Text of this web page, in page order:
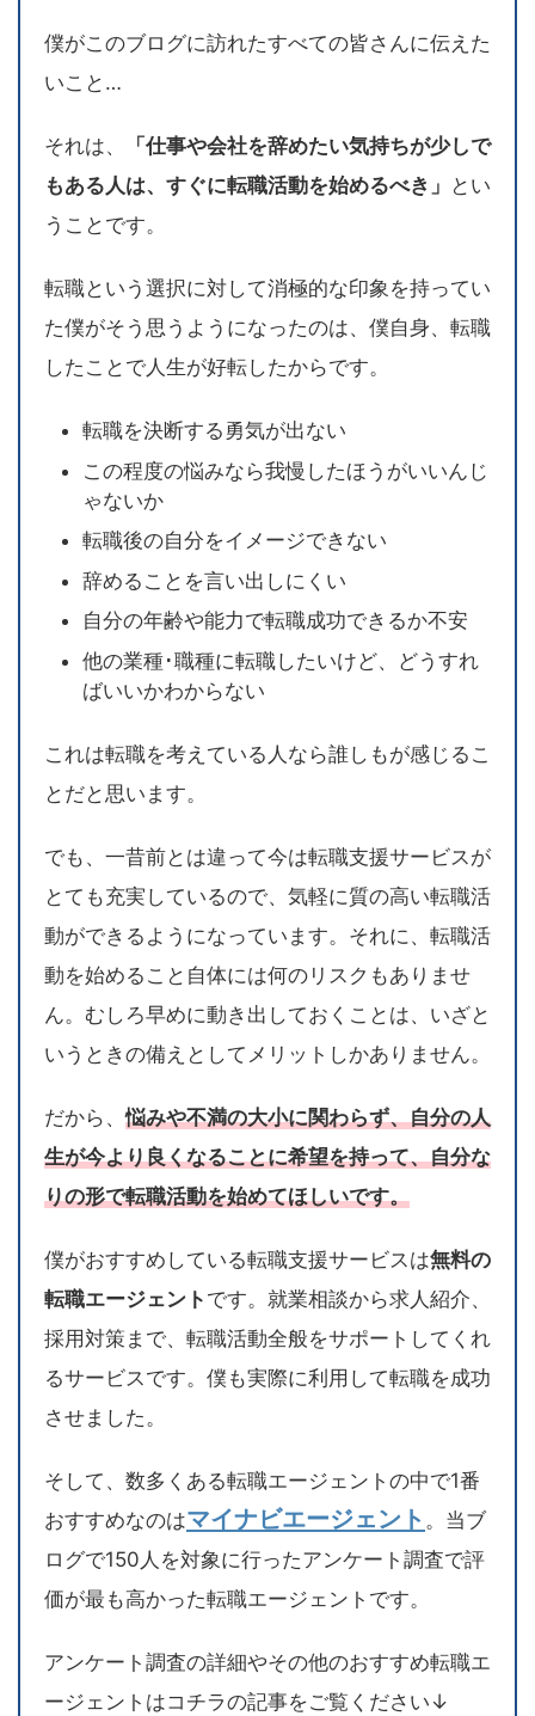
僕がこのブログに訪れたすべての皆さんに伝えた
いこと…
それは、
「仕事や会社を辞めたい気持ちが少しで
もある人は、すぐに転職活動を始めるべき」 とい
うことです。
転職という選択に対して消極的な印象を持ってい
た僕がそう思うようになったのは、僕自身、転職
したことで人生が好転したからです。
転職を決断する勇気が出ない
この程度の悩みなら我慢したほうがいいんじ
ゃないか
転職後の自分をイメージできない
辞めることを言い出しにくい
自分の年齢や能力で転職成功できるか不安
他の業種･職種に転職したいけど、どうすれ
ばいいかわからない
これは転職を考えている人なら誰しもが感じるこ
とだと思います。
でも、一昔前とは違って今は転職支援サービスが
とても充実しているので、気軽に質の高い転職活
動ができるようになっています。それに、転職活
動を始めること自体には何のリスクもありませ
ん。むしろ早めに動き出しておくことは、いざと
いうときの備えとしてメリットしかありません。
だから、悩みや不満の大小に関わらず、自分の人
生が今より良くなることに希望を持って、自分な
りの形で転職活動を始めてほしいです。
僕がおすすめしている転職支援サービスは無料の
転職エージェント です。就業相談から求人紹介、
採用対策まで、転職活動全般をサポートしてくれ
るサービスです。僕も実際に利用して転職を成功
させました。
そして、数多くある転職エージェントの中で1番
おすすめなのはマイナビエージェント 。当ブ
ログで150人を対象に行ったアンケート調査で評
価が最も高かった転職エージェントです。
アンケート調査の詳細やその他のおすすめ転職エ
ージェントはコチラの記事をご覧ください↓